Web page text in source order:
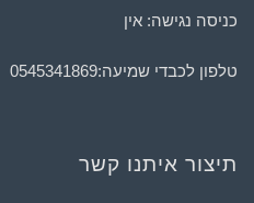
כניסה נגישה: אין
טלפון לכבדי שמיעה:0545341869
תיצור איתנו קשר